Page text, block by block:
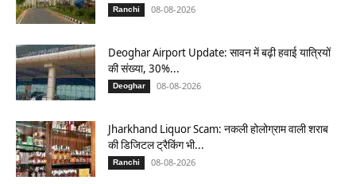
Ranchi 08-08-2026
Deoghar Airport Update: सावन में बढ़ी हवाई यात्रियों
की संख्या, 30%...
Deoghar 08-08-2026
Jharkhand Liquor Scam: नकली होलोग्राम वाली शराब
की डिजिटल ट्रैकिंग भी...
Ranchi 08-08-2026